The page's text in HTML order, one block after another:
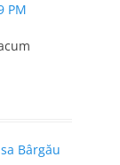
PM
Bârgău